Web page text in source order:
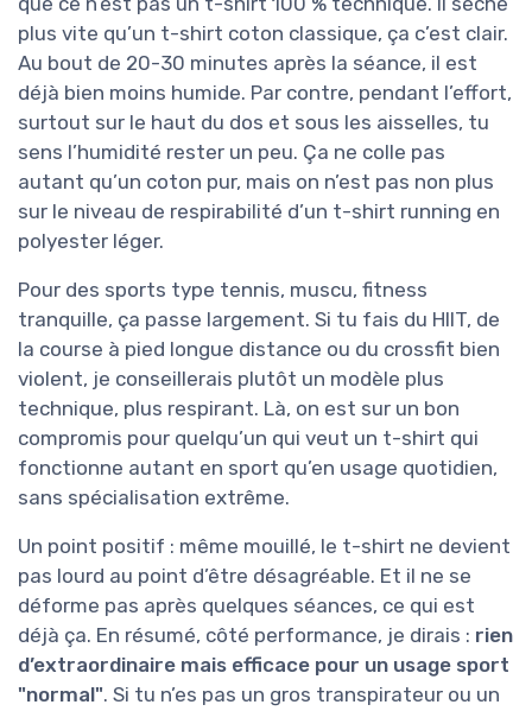
plus vite qu’un t-shirt coton classique, ça c’est clair.
Au bout de 20-30 minutes après la séance, il est
déjà bien moins humide. Par contre, pendant l’effort,
surtout sur le haut du dos et sous les aisselles, tu
sens l’humidité rester un peu. Ça ne colle pas
autant qu’un coton pur, mais on n’est pas non plus
sur le niveau de respirabilité d’un t-shirt running en
polyester léger.
Pour des sports type tennis, muscu, fitness
tranquille, ça passe largement. Si tu fais du HIIT, de
la course à pied longue distance ou du crossfit bien
violent, je conseillerais plutôt un modèle plus
technique, plus respirant. Là, on est sur un bon
compromis pour quelqu’un qui veut un t-shirt qui
fonctionne autant en sport qu’en usage quotidien,
sans spécialisation extrême.
Un point positif : même mouillé, le t-shirt ne devient
pas lourd au point d’être désagréable. Et il ne se
déforme pas après quelques séances, ce qui est
déjà ça. En résumé, côté performance, je dirais : rien
d’extraordinaire mais efficace pour un usage sport
"normal". Si tu n’es pas un gros transpirateur ou un